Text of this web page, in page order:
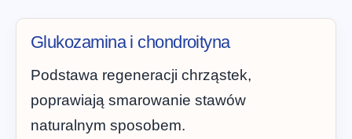
Glukozamina i chondroityna
Podstawa regeneracji chrząstek,
poprawiają smarowanie stawów
naturalnym sposobem.